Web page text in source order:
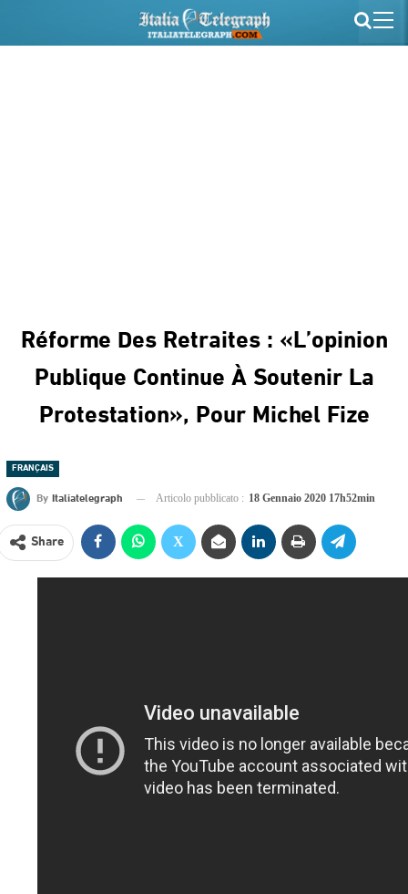
Réforme Des Retraites : «L’opinion
Publique Continue À Soutenir La
Protestation», Pour Michel Fize
FRANÇAIS
By Italiatelegraph Articolo pubblicato : 18 Gennaio 2020 17h52min
Share